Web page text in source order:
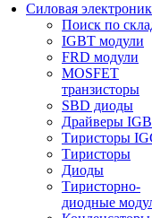
Силовая
Поиск по
IGBT модули
FRD модули
MOSFET
транзисторы
SBD диоды
Драйверы
Тиристоры
Тиристоры
Диоды
Тиристорно-
диодные